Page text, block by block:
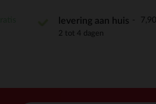
levering aan huis
2 tot 4 dagen